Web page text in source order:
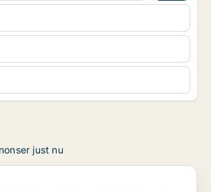
just nu
salu i Malmö Centrum